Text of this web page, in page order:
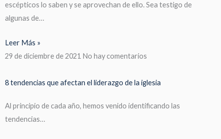
escépticos lo saben y se aprovechan de ello. Sea testigo de
algunas de…
Leer Más »
29 de diciembre de 2021 No hay comentarios
8 tendencias que afectan el liderazgo de la iglesia
Al principio de cada año, hemos venido identificando las
tendencias…